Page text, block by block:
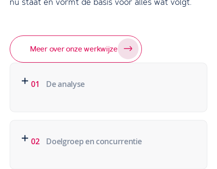
Meer over onze werkwijze
01 De analyse
02 Doelgroep en concurrentie